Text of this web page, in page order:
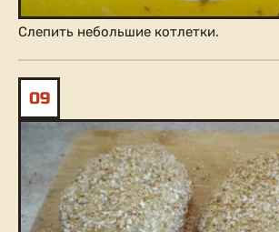
Слепить небольшие котлетки.
09